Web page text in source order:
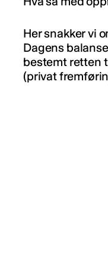
Her snakker vi
Dagens
bestemt retten
(privat